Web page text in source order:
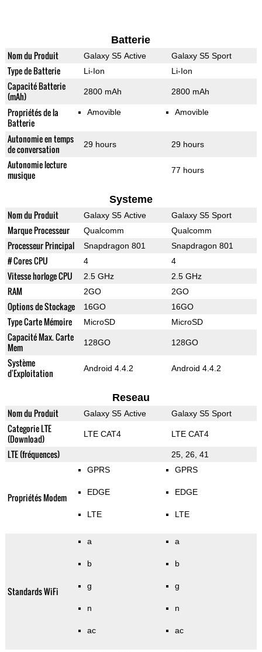
Batterie
Nom du Produit Galaxy S5 Active Galaxy S5 Sport
Type de Batterie Li-Ion Li-Ion
Capacité Batterie
(mAh)
2800 mAh 2800 mAh
Propriétés de la
Batterie
Amovible Amovible
Autonomie en temps
de conversation
29 hours 29 hours
Autonomie lecture
musique
77 hours
Systeme
Nom du Produit Galaxy S5 Active Galaxy S5 Sport
Marque Processeur Qualcomm Qualcomm
Processeur Principal Snapdragon 801 Snapdragon 801
# Cores CPU 4 4
Vitesse horloge CPU 2.5 GHz 2.5 GHz
RAM 2GO 2GO
Options de Stockage 16GO 16GO
Type Carte Mémoire MicroSD MicroSD
Capacité Max. Carte
Mem
128GO 128GO
Système
d'Exploitation
Android 4.4.2 Android 4.4.2
Reseau
Nom du Produit Galaxy S5 Active Galaxy S5 Sport
Categorie LTE
(Download)
LTE CAT4 LTE CAT4
LTE (fréquences) 25, 26, 41
Propriétés Modem
GPRS
EDGE
LTE
GPRS
EDGE
LTE
Standards WiFi
a
b
g
n
ac
a
b
g
n
ac